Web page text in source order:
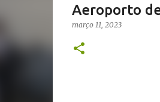
Aeroporto
março 11, 2023